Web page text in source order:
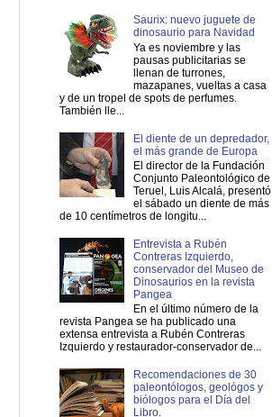
Saurix: nuevo juguete de
dinosaurio para Navidad
Ya es noviembre y las
pausas publicitarias se
llenan de turrones,
mazapanes, vueltas a casa
y de un tropel de spots de perfumes.
También lle...
El diente de un depredador,
el más grande de Europa
El director de la Fundación
Conjunto Paleontológico de
Teruel, Luis Alcalá, presentó
el sábado un diente de más
de 10 centímetros de longitu...
Entrevista a Rubén
Contreras Izquierdo,
conservador del Museo de
Dinosaurios en la revista
Pangea
En el último número de la
revista Pangea se ha publicado una
extensa entrevista a Rubén Contreras
Izquierdo y restaurador-conservador de...
Recomendaciones de 30
paleontólogos, geológos y
biólogos para el Día del
Libro.